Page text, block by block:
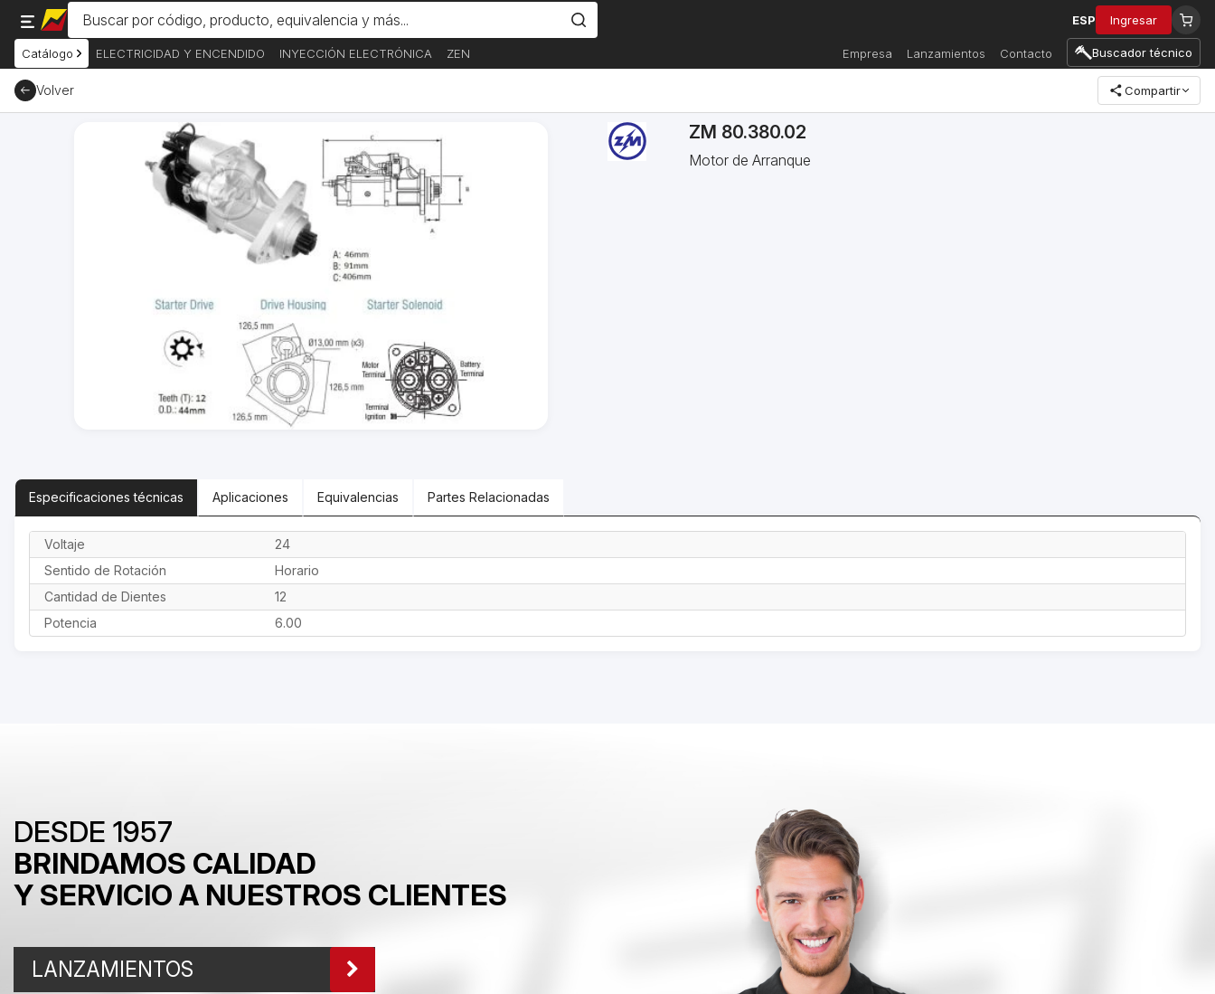
ESP Ingresar
Catálogo ELECTRICIDAD Y ENCENDIDO INYECCIÓN ELECTRÓNICA ZEN Empresa Lanzamientos Contacto Buscador técnico
Volver Compartir
ZM 80.380.02
Motor de Arranque
Especificacionestécnicas Aplicaciones Equivalencias Partes Relacionadas
Voltaje
24
Sentido de Rotación
Horario
Cantidad de Dientes
12
Potencia
6.00
DESDE 1957
BRINDAMOS CALIDAD
Y SERVICIO A NUESTROS CLIENTES
LANZAMIENTOS